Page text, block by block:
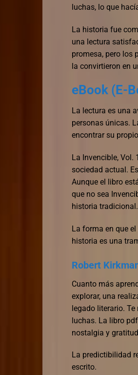
luchas, lo que
La historia fue
una lectura
promesa, pero los
la convirtieron en
eBook (E-
La lectura es una
personas únicas.
encontrar su
La Invencible, Vol.
sociedad actual.
Aunque el libro
que no sea
historia tradicional.
La forma en que
historia es una
Robert
Cuanto más
explorar, una
legado literario.
luchas. La libro
nostalgia y
La predictibilidad
escrito.